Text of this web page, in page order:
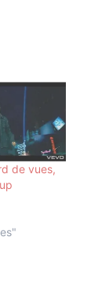
de vues,